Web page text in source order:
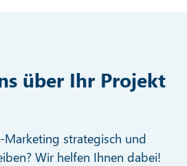
über Ihr Projekt
Marketing strategisch und
Wir helfen Ihnen dabei!